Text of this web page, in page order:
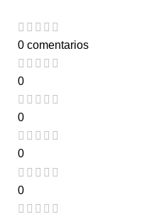
0 comentarios
0
0
0
0